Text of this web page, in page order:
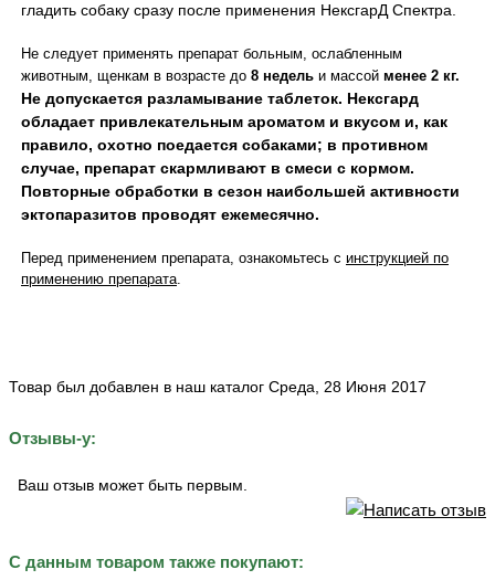
гладить собаку сразу после применения НексгарД Спектра.
Не следует применять препарат больным, ослабленным
животным, щенкам в возрасте до 8 недель и массой менее 2 кг.
Не допускается разламывание таблеток. Нексгард
обладает привлекательным ароматом и вкусом и, как
правило, охотно поедается собаками; в противном
случае, препарат скармливают в смеси с кормом.
Повторные обработки в сезон наибольшей активности
эктопаразитов проводят ежемесячно.
Перед применением препарата, ознакомьтесь с инструкцией по
применению препарата.
Товар был добавлен в наш каталог Среда, 28 Июня 2017
Отзывы-у:
Ваш отзыв может быть первым.
С данным товаром также покупают: